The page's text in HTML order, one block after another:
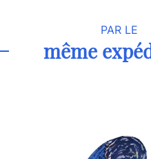
PAR LE
même